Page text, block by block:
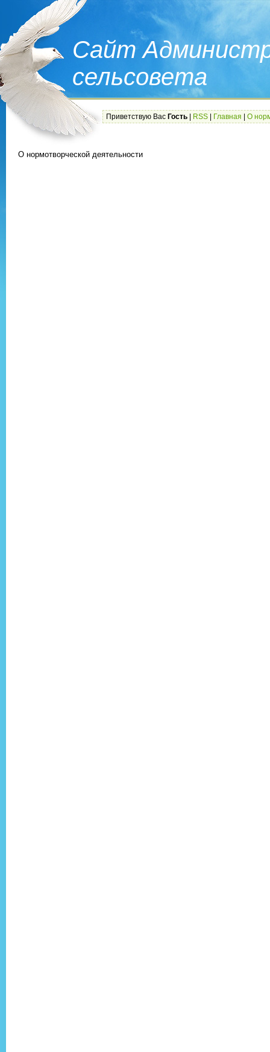
Сайт
сельсовета
Приветствую Вас Гость RSS Главная О
О нормотворческой деятельности